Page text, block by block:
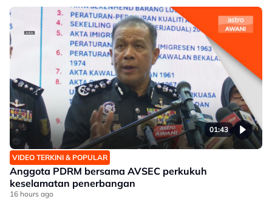
01:43
VIDEO TERKINI & POPULAR
Anggota PDRM bersama AVSEC perkukuh
keselamatan penerbangan
16 hours ago